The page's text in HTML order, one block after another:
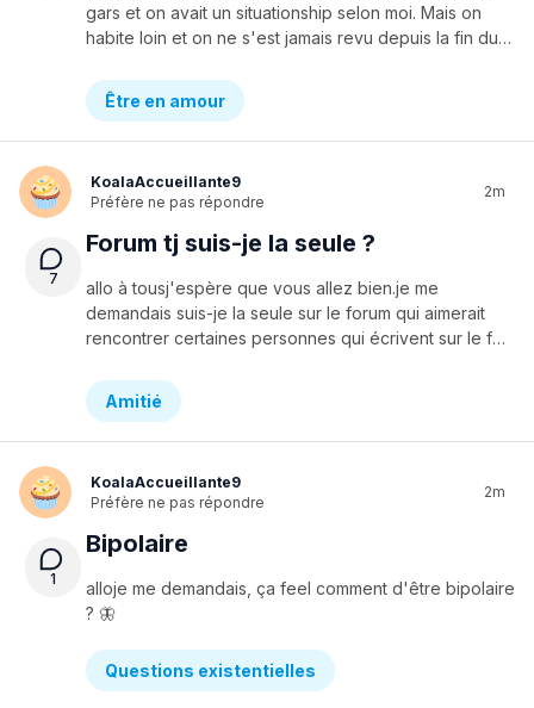
gars et on avait un situationship selon moi. Mais on
habite loin et on ne s'est jamais revu depuis la fin du secondaire donc depuis presque un an. Par contre on s'écrivait bcp. Je l'aimais vrm bcp. Y'a comme 7 mois il s'est fait une blonde et a demandé qu'on arrête de se texter par respect pour elle.Je ne sais plus si je l'aime, mais j'ai juste vrm vrm envie de lui écrire tout le temps, même si c'est juste pour prendre des nouvelles. Mais jsp si c éthique puis si c correct pour lui ou si ça trahie sa confiance ? Je veux juste qu'il soit heureux puis j'aimerais vrm move on.Merci @KoalaAccueillante9
Être en amour
KoalaAccueillante9
Préfère ne pas répondre
2m
Forum tj suis-je la seule ?
allo à tousj'espère que vous allez bien.je me
demandais suis-je la seule sur le forum qui aimerait
rencontrer certaines personnes qui écrivent sur le forum en vrai pour pouvoir partager plus et se connaître ?je sais qu'on peut pas pour garder le forum anonyme, mais je me demandais seulement si j'étais la seule ou pas.merci 🦋🦋
7
Amitié
KoalaAccueillante9
Préfère ne pas répondre
2m
Bipolaire
alloje me demandais, ça feel comment d'être bipolaire
? 🦋
1
Questions existentielles